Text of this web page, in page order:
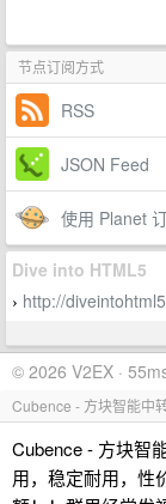
节点订阅方式
RSS
JSON Feed
使用 Planet
Dive into HTML5
› http://
© 2026 V2EX ·
Cubence - 方块智能中
Cubence - 方块智
用，稳定耐用，性